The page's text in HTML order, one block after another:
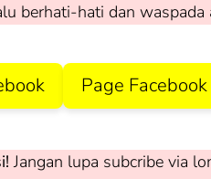
berhati-hati dan
Page Facebook
Jangan lupa subcribe via